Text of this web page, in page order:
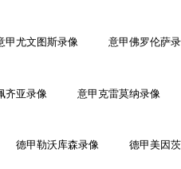
甲尤文图斯录像 意甲佛罗伦萨
齐亚录像 意甲克雷莫纳录像
德甲勒沃库森录像 德甲美因